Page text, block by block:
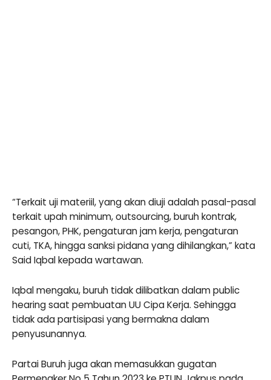
“Terkait uji materiil, yang akan diuji adalah pasal-pasal
terkait upah minimum, outsourcing, buruh kontrak,
pesangon, PHK, pengaturan jam kerja, pengaturan
cuti, TKA, hingga sanksi pidana yang dihilangkan,” kata
Said Iqbal kepada wartawan.
Iqbal mengaku, buruh tidak dilibatkan dalam public
hearing saat pembuatan UU Cipa Kerja. Sehingga
tidak ada partisipasi yang bermakna dalam
penyusunannya.
Partai Buruh juga akan memasukkan gugatan